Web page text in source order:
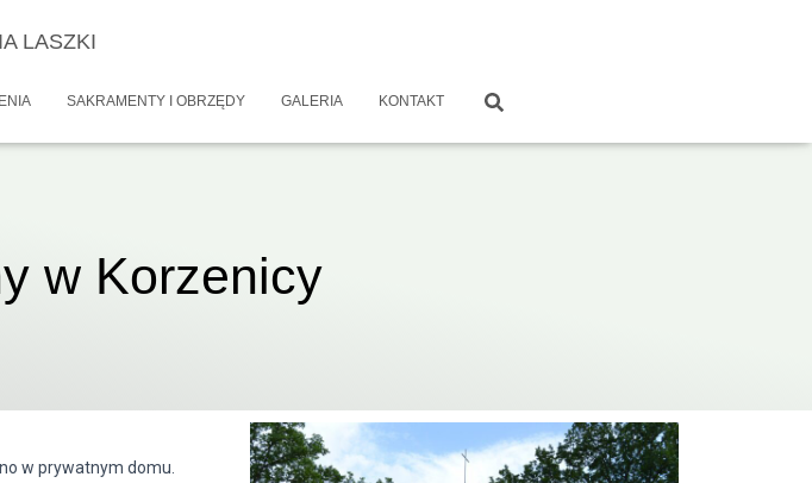
LASZKI
SAKRAMENTY I OBRZĘDY GALERIA KONTAKT
w Korzenicy
w prywatnym domu.